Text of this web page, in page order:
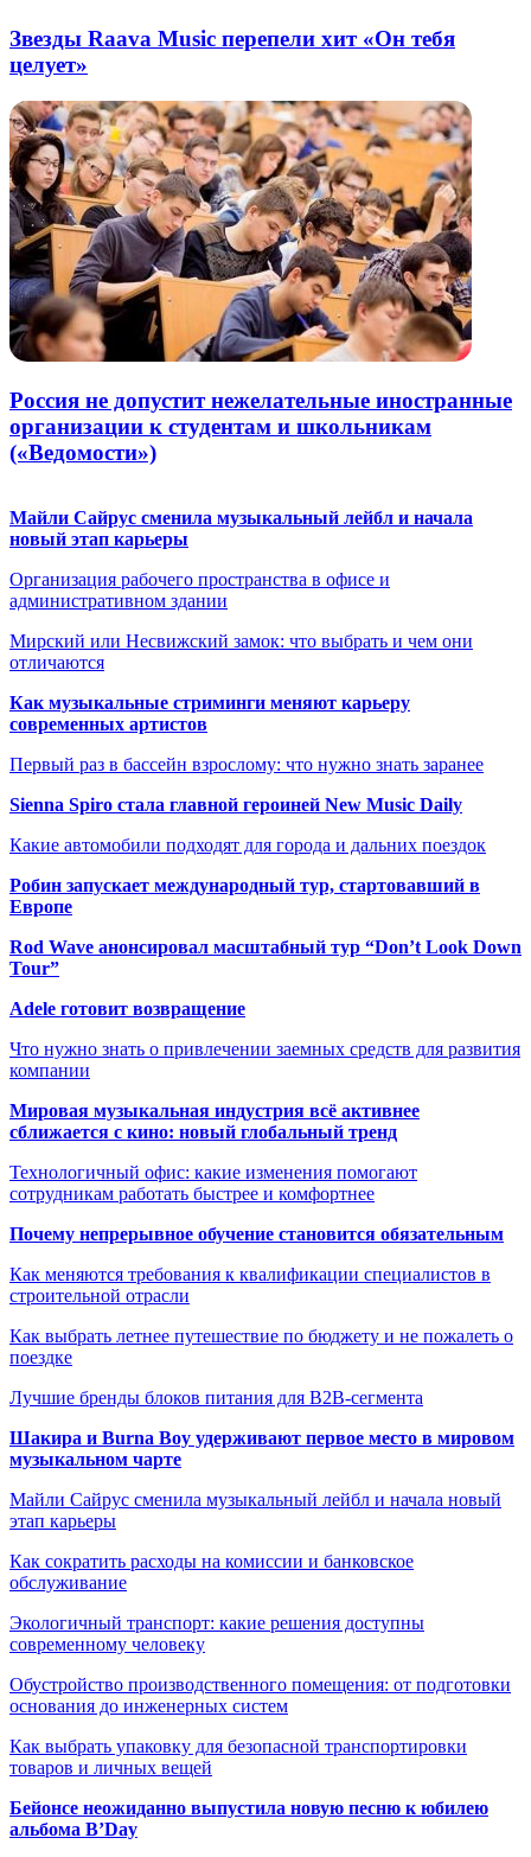
Звезды Raava Music перепели хит «Он тебя
целует»
Россия не допустит нежелательные иностранные
организации к студентам и школьникам
(«Ведомости»)
Майли Сайрус сменила музыкальный лейбл и начала
новый этап карьеры
Организация рабочего пространства в офисе и
административном здании
Мирский или Несвижский замок: что выбрать и чем они
отличаются
Как музыкальные стриминги меняют карьеру
современных артистов
Первый раз в бассейн взрослому: что нужно знать заранее
Sienna Spiro стала главной героиней New Music Daily
Какие автомобили подходят для города и дальних поездок
Робин запускает международный тур, стартовавший в
Европе
Rod Wave анонсировал масштабный тур “Don’t Look Down
Tour”
Adele готовит возвращение
Что нужно знать о привлечении заемных средств для развития
компании
Мировая музыкальная индустрия всё активнее
сближается с кино: новый глобальный тренд
Технологичный офис: какие изменения помогают
сотрудникам работать быстрее и комфортнее
Почему непрерывное обучение становится обязательным
Как меняются требования к квалификации специалистов в
строительной отрасли
Как выбрать летнее путешествие по бюджету и не пожалеть о
поездке
Лучшие бренды блоков питания для B2B-сегмента
Шакира и Burna Boy удерживают первое место в мировом
музыкальном чарте
Майли Сайрус сменила музыкальный лейбл и начала новый
этап карьеры
Как сократить расходы на комиссии и банковское
обслуживание
Экологичный транспорт: какие решения доступны
современному человеку
Обустройство производственного помещения: от подготовки
основания до инженерных систем
Как выбрать упаковку для безопасной транспортировки
товаров и личных вещей
Бейонсе неожиданно выпустила новую песню к юбилею
альбома B’Day